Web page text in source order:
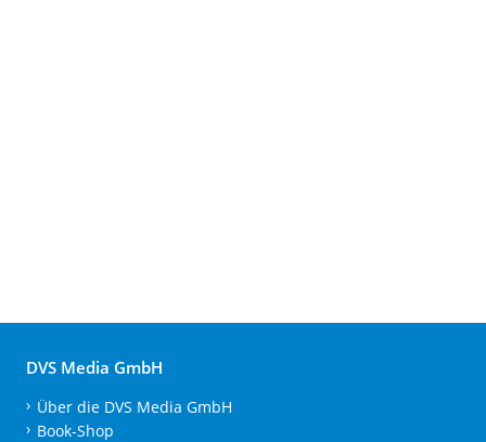
DVS Media GmbH
Über die DVS Media GmbH
Book-Shop